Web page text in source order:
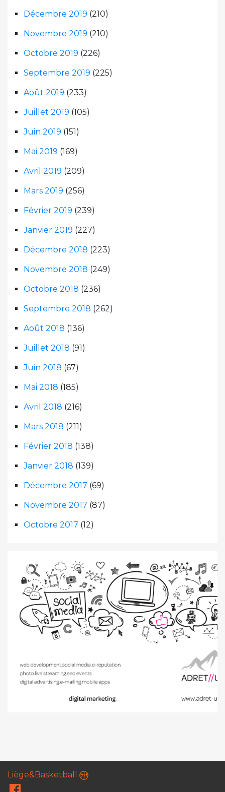
Décembre 2019 (210)
Novembre 2019 (210)
Octobre 2019 (226)
Septembre 2019 (225)
Août 2019 (233)
Juillet 2019 (105)
Juin 2019 (151)
Mai 2019 (169)
Avril 2019 (209)
Mars 2019 (256)
Février 2019 (239)
Janvier 2019 (227)
Décembre 2018 (223)
Novembre 2018 (249)
Octobre 2018 (236)
Septembre 2018 (262)
Août 2018 (136)
Juillet 2018 (91)
Juin 2018 (67)
Mai 2018 (185)
Avril 2018 (216)
Mars 2018 (211)
Février 2018 (138)
Janvier 2018 (139)
Décembre 2017 (69)
Novembre 2017 (87)
Octobre 2017 (12)
Liège&Basketball